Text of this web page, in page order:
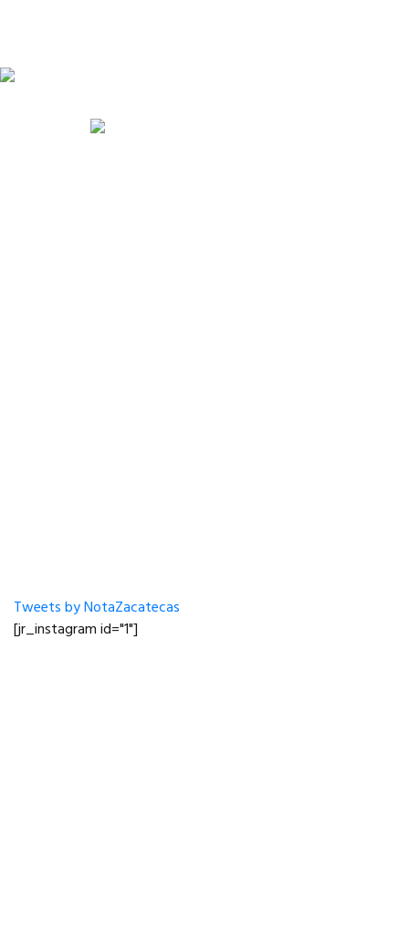
Tweets by NotaZacatecas
[jr_instagram id="1"]